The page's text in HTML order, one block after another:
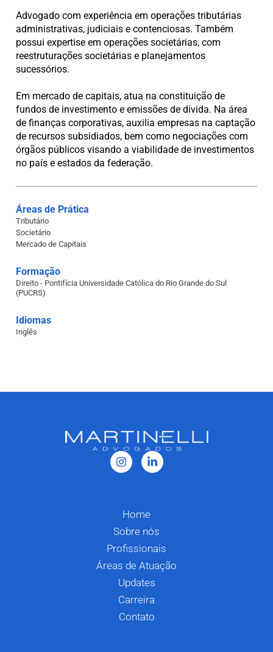
Advogado com experiência em operações tributárias
administrativas, judiciais e contenciosas. Também
possui expertise em operações societárias, com
reestruturações societárias e planejamentos
sucessórios.
Em mercado de capitais, atua na constituição de
fundos de investimento e emissões de dívida. Na área
de finanças corporativas, auxilia empresas na captação
de recursos subsidiados, bem como negociações com
órgãos públicos visando a viabilidade de investimentos
no país e estados da federação.
Áreas de Prática
Tributário
Societário
Mercado de Capitais
Formação
Direito - Pontifícia Universidade Católica do Rio Grande do Sul
(PUCRS)
Idiomas
Inglês
Home
Sobre nós
Profissionais
Áreas de Atuação
Updates
Carreira
Contato